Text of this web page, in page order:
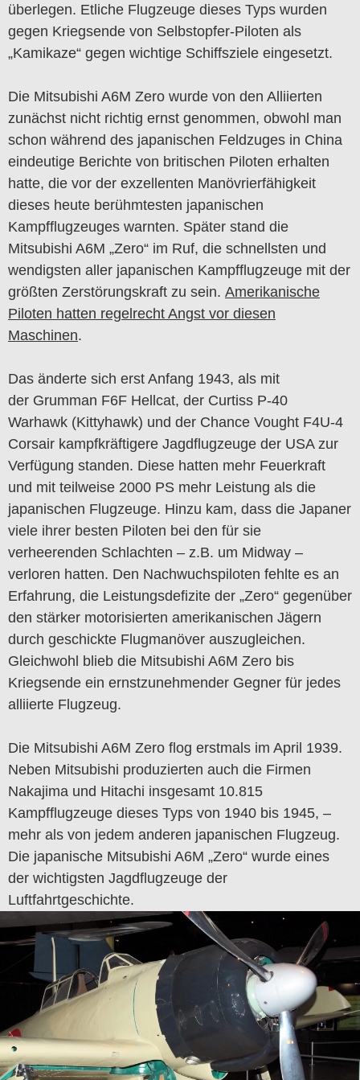
überlegen. Etliche Flugzeuge dieses Typs wurden
gegen Kriegsende von Selbstopfer-Piloten als
„Kamikaze“ gegen wichtige Schiffsziele eingesetzt.
Die Mitsubishi A6M Zero wurde von den Alliierten
zunächst nicht richtig ernst genommen, obwohl man
schon während des japanischen Feldzuges in China
eindeutige Berichte von britischen Piloten erhalten
hatte, die vor der exzellenten Manövrierfähigkeit
dieses heute berühmtesten japanischen
Kampfflugzeuges warnten. Später stand die
Mitsubishi A6M „Zero“ im Ruf, die schnellsten und
wendigsten aller japanischen Kampfflugzeuge mit der
größten Zerstörungskraft zu sein. Amerikanische
Piloten hatten regelrecht Angst vor diesen
Maschinen.
Das änderte sich erst Anfang 1943, als mit
der Grumman F6F Hellcat, der Curtiss P-40
Warhawk (Kittyhawk) und der Chance Vought F4U-4
Corsair kampfkräftigere Jagdflugzeuge der USA zur
Verfügung standen. Diese hatten mehr Feuerkraft
und mit teilweise 2000 PS mehr Leistung als die
japanischen Flugzeuge. Hinzu kam, dass die Japaner
viele ihrer besten Piloten bei den für sie
verheerenden Schlachten – z.B. um Midway –
verloren hatten. Den Nachwuchspiloten fehlte es an
Erfahrung, die Leistungsdefizite der „Zero“ gegenüber
den stärker motorisierten amerikanischen Jägern
durch geschickte Flugmanöver auszugleichen.
Gleichwohl blieb die Mitsubishi A6M Zero bis
Kriegsende ein ernstzunehmender Gegner für jedes
alliierte Flugzeug.
Die Mitsubishi A6M Zero flog erstmals im April 1939.
Neben Mitsubishi produzierten auch die Firmen
Nakajima und Hitachi insgesamt 10.815
Kampfflugzeuge dieses Typs von 1940 bis 1945, –
mehr als von jedem anderen japanischen Flugzeug.
Die japanische Mitsubishi A6M „Zero“ wurde eines
der wichtigsten Jagdflugzeuge der
Luftfahrtgeschichte.